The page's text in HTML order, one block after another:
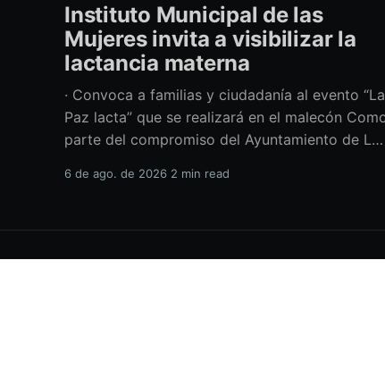
Instituto Municipal de las
Mujeres invita a visibilizar la
lactancia materna
· Convoca a familias y ciudadanía al evento “La
Paz lacta” que se realizará en el malecón Como
parte del compromiso del Ayuntamiento de La
promuevan el bienestar, la salud y los derechos
incluyentes, el Instituto Municipal
6 de ago. de 2026 2 min read